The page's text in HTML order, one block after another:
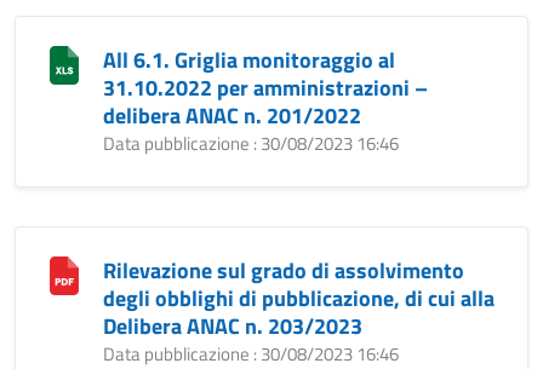
All 6.1. Griglia monitoraggio al
31.10.2022 per amministrazioni –
delibera ANAC n. 201/2022
Data pubblicazione : 30/08/2023 16:46
Rilevazione sul grado di assolvimento
degli obblighi di pubblicazione, di cui alla
Delibera ANAC n. 203/2023
Data pubblicazione : 30/08/2023 16:46